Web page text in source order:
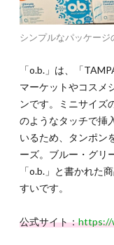
してオ
ープ
ン？
5-1-1. ス
人男
性：約
33%は
生理に
ついて
女性と
話すの
5.1.2.
5-1-2. ス
シンプルなパッケージ
「o.b.」は、「
マーケットやコスメ
ンです。ミニサイズ
のようなタッチで挿
いるため、タンポン
ーズ。ブルー・グリ
「o.b.」と書かれた
すいです。
公式サイト：https://